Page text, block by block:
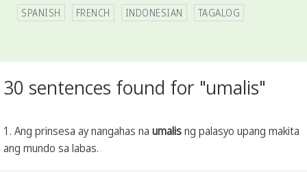
SPANISH FRENCH INDONESIAN TAGALOG
30 sentences found for "umalis"
1. Ang prinsesa ay nangahas na umalisng palasyo upang makita
ang mundo sa labas.